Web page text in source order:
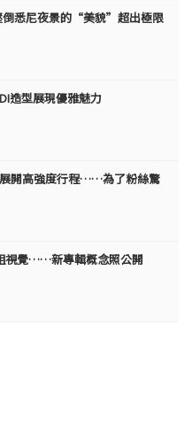
悉尼夜景的“美貌”超出極限
造型展現優雅魅力
開高強度行程……為了粉絲驚
視覺……新專輯概念照公開